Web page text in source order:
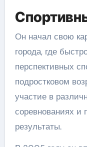
Он начал свою
города, где
перспективных
подростковом
участие в
соревнованиях и
результаты.